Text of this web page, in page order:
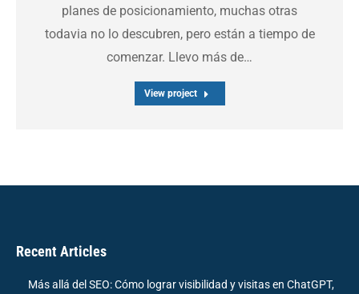
planes de posicionamiento, muchas otras
todavia no lo descubren, pero están a tiempo de
comenzar. Llevo más de…
View project
Recent Articles
Más allá del SEO: Cómo lograr visibilidad y visitas en ChatGPT,